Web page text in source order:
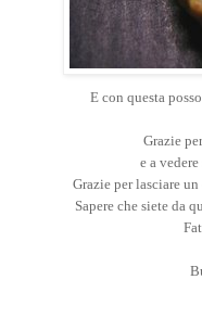
E con questa
Grazie
e a
Grazie per lasciare
Sapere che siete da